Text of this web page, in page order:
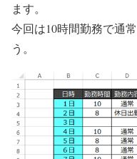
ます。
今回は10時間勤務で通
う。